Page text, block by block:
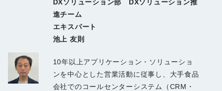
DXソリューション部 DXソリューション推
進チーム
エキスパート
池上 友則
10年以上アプリケーション・ソリューショ
ンを中心とした営業活動に従事し、大手食品
会社でのコールセンターシステム（CRM・